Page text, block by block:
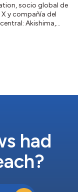
socio global de
y compañía del
Akishima,
de esta
centro líder
had